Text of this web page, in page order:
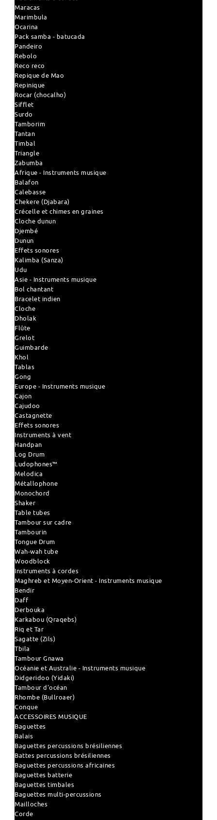
Maracas
Marimbula
Ocarina
Pack samba - batucada
Pandeiro
Rebolo
Reco reco
Repique de Mao
Repinique
Rocar (chocalho)
Sifflet
Surdo
Tamborim
Tantan
Timbal
Triangle
Zabumba
Afrique - Instruments musique
Balafon
Calebasse
Chekere (Djabara)
Crécelle et chimes en graines
Cloche dunun
Djembé
Dunun
Effets sonores
Kalimba (Sanza)
Udu
Asie - Instruments musique
Bol chantant
Bracelet indien
Cloche
Dholak
Flûte
Grelot
Guimbarde
Khol
Tablas
Gong
Europe - Instruments musique
Cajon
Cajudoo
Castagnette
Effets sonores
Instruments à vent
Handpan
Log Drum
Ludophones™
Melodica
Métallophone
Monochord
Shaker
Table tubes
Tambour sur cadre
Tambourin
Tongue Drum
Wah-wah tube
Woodblock
Instruments à cordes
Maghreb et Moyen-Orient - Instruments musique
Bendir
Daff
Derbouka
Karkabou (Qraqebs)
Riq et Tar
Sagatte (Zils)
Tbila
Tambour Gnawa
Océanie et Australie - Instruments musique
Didgeridoo (Yidaki)
Tambour d'océan
Rhombe (Bullroaer)
Conque
ACCESSOIRES MUSIQUE
Baguettes
Balais
Baguettes percussions brésiliennes
Battes percussions brésiliennes
Baguettes percussions africaines
Baguettes batterie
Baguettes timbales
Baguettes multi-percussions
Mailloches
Corde